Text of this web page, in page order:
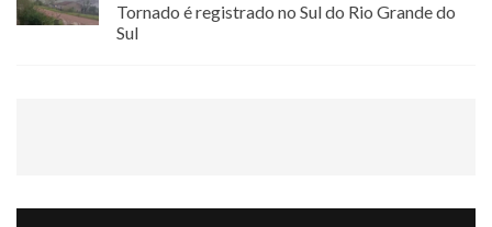
Tornado é registrado no Sul do Rio Grande do
Sul